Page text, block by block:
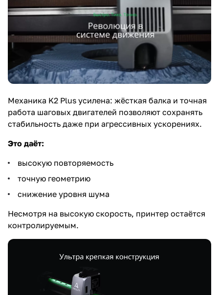
Механика K2 Plus усилена: жёсткая балка и точная
работа шаговых двигателей позволяют сохранять
стабильность даже при агрессивных ускорениях.
Это даёт:
высокую повторяемость
точную геометрию
снижение уровня шума
Несмотря на высокую скорость, принтер остаётся
контролируемым.